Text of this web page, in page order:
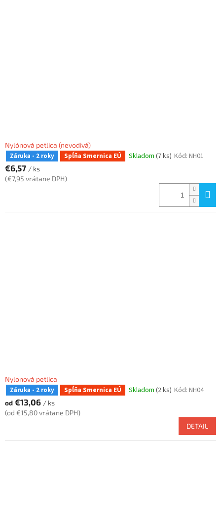
Nylónová petlica (nevodivá)
Záruka - 2 roky Spĺňa Smernica EÚ Skladom (7 ks) Kód: NH01
€6,57 / ks
(€7,95 vrátane DPH)
Nylonová petlica
Záruka - 2 roky Spĺňa Smernica EÚ Skladom (2 ks) Kód: NH04
od €13,06 / ks
(od €15,80 vrátane DPH)
DETAIL